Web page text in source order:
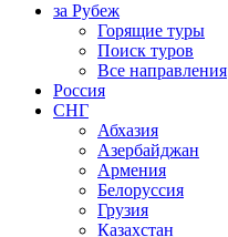
за Рубеж
Горящие туры
Поиск туров
Все направления
Россия
СНГ
Абхазия
Азербайджан
Армения
Белоруссия
Грузия
Казахстан